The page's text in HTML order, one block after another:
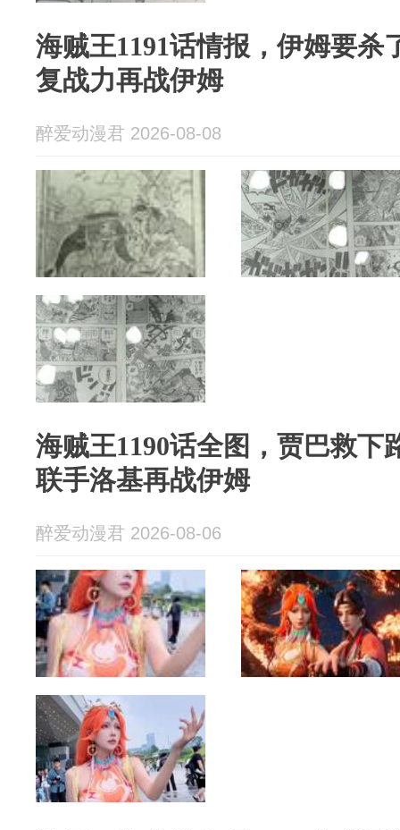
海贼王1191话情报，伊姆要杀
复战力再战伊姆
醉爱动漫君 2026-08-08
海贼王1190话全图，贾巴救下
联手洛基再战伊姆
醉爱动漫君 2026-08-06